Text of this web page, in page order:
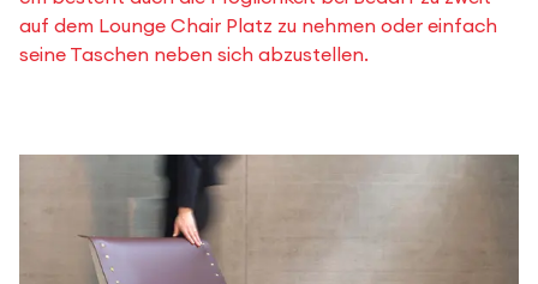
auf dem Lounge Chair Platz zu nehmen oder einfach
seine Taschen neben sich abzustellen.